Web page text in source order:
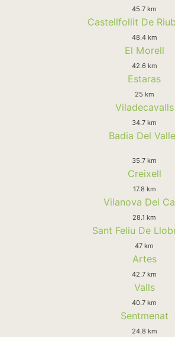
45.7 km
Castellfollit De
48.4 km
El Morell
42.6 km
Estaras
25 km
Viladecavalls
34.7 km
Badia Del
35.7 km
Creixell
17.8 km
Vilanova Del
28.1 km
Sant Feliu De
47 km
Artes
42.7 km
Valls
40.7 km
Sentmenat
24.8 km